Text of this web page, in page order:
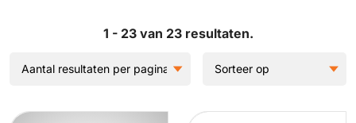
1 - 23 van 23 resultaten.